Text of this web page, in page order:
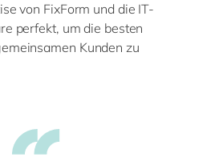
von FixForm und die IT-
perfekt, um die besten
Kunden zu